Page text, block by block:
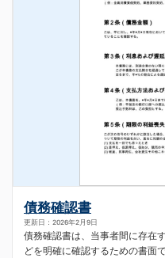
債務確認書
更新日：2026年2月9日
債務確認書は、当事者間に存在
どを明確に確認するための書面